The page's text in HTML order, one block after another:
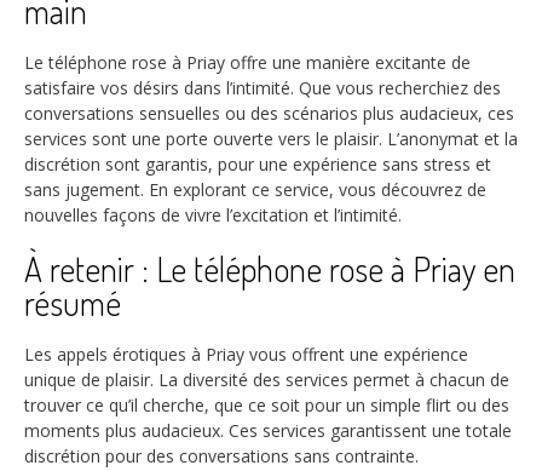
main
Le téléphone rose à Priay offre une manière excitante de
satisfaire vos désirs dans l’intimité. Que vous recherchiez des
conversations sensuelles ou des scénarios plus audacieux, ces
services sont une porte ouverte vers le plaisir. L’anonymat et la
discrétion sont garantis, pour une expérience sans stress et
sans jugement. En explorant ce service, vous découvrez de
nouvelles façons de vivre l’excitation et l’intimité.
À retenir : Le téléphone rose à Priay en
résumé
Les appels érotiques à Priay vous offrent une expérience
unique de plaisir. La diversité des services permet à chacun de
trouver ce qu’il cherche, que ce soit pour un simple flirt ou des
moments plus audacieux. Ces services garantissent une totale
discrétion pour des conversations sans contrainte.